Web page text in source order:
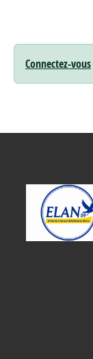
Connectez-vous